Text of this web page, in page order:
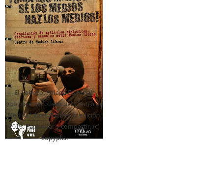
El Rebozo, Palapa Editorial,
publica este folleto del Centro de
Medios Libres. Esta es la edición
2016. Para rolar y compartir. (c)
Copyplis.